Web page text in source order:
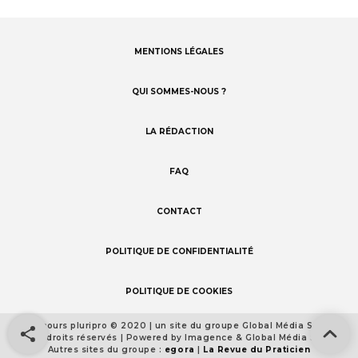
MENTIONS LÉGALES
QUI SOMMES-NOUS ?
LA RÉDACTION
FAQ
CONTACT
POLITIQUE DE CONFIDENTIALITÉ
POLITIQUE DE COOKIES
Footer
detail
Concours pluripro © 2020 | un site du groupe Global Média Santé
Tous droits réservés | Powered by Imagence & Global Média Santé
Autres sites du groupe : egora La Revue du Praticien